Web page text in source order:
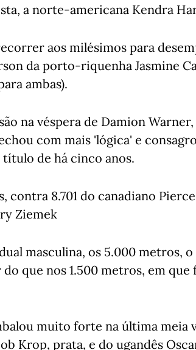
a norte-americana Kendra
aos milésimos para
da porto-riquenha Jasmine
ambas).
na véspera de Damion
com mais 'lógica' e
de há cinco anos.
contra 8.701 do canadiano
Ziemek
masculina, os 5.000 metros, o
que nos 1.500 metros, em que
muito forte na última meia
Krop, prata, e do ugandês